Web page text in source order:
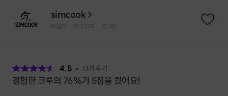
simcook
프립 0 후기 223 찜 165
4.5 13개 후기
경험한 크루의 76%가 5점을 줬어요!